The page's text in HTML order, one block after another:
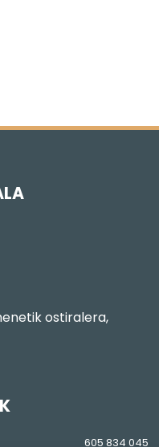
ostiralera,
605 834 045